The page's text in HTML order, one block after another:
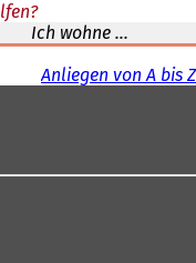
Ich wohne ...
Anliegen von A bis Z